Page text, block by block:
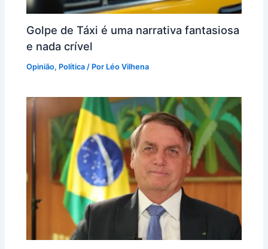
Golpe de Táxi é uma narrativa fantasiosa
e nada crível
Opinião, Política / Por Léo Vilhena